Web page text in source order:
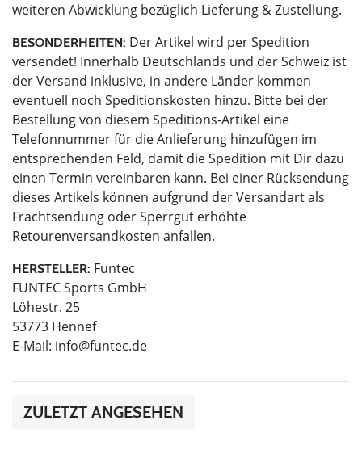
weiteren Abwicklung bezüglich Lieferung & Zustellung.
BESONDERHEITEN: Der Artikel wird per Spedition
versendet! Innerhalb Deutschlands und der Schweiz ist
der Versand inklusive, in andere Länder kommen
eventuell noch Speditionskosten hinzu. Bitte bei der
Bestellung von diesem Speditions-Artikel eine
Telefonnummer für die Anlieferung hinzufügen im
entsprechenden Feld, damit die Spedition mit Dir dazu
einen Termin vereinbaren kann. Bei einer Rücksendung
dieses Artikels können aufgrund der Versandart als
Frachtsendung oder Sperrgut erhöhte
Retourenversandkosten anfallen.
HERSTELLER: Funtec
FUNTEC Sports GmbH
Löhestr. 25
53773 Hennef
E-Mail: info@funtec.de
ZULETZT ANGESEHEN